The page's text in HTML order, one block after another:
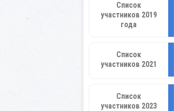
Список
участников 2019
года
Список
участников 2021
Список
участников 2023